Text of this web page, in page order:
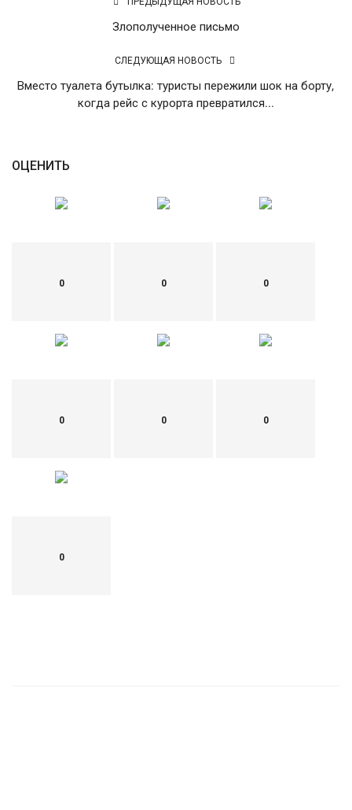
Злополученное письмо
СЛЕДУЮЩАЯ НОВОСТЬ
Вместо туалета бутылка: туристы пережили шок на борту,
когда рейс с курорта превратился...
ОЦЕНИТЬ
0 0 0
0 0 0
0